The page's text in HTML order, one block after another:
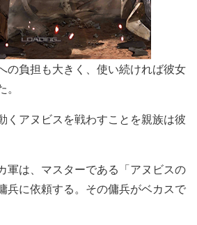
の負担も大きく、使い続ければ彼女
くアヌビスを戦わすことを親族は彼
軍は、マスターである「アヌビスの
兵に依頼する。その傭兵がベカスで